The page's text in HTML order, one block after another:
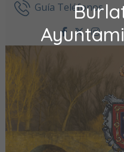
Ir al contenidoGuía Teléfonos
facebook